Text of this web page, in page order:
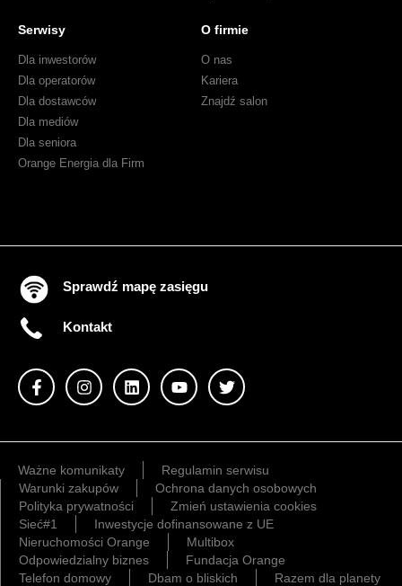
Serwisy
Dla inwestorów
Dla operatorów
Dla dostawców
Dla mediów
Dla seniora
Orange Energia dla Firm
O firmie
O nas
Kariera
Znajdź salon
Sprawdź mapę zasięgu
Kontakt
Ważne komunikaty
Regulamin serwisu
Warunki zakupów
Ochrona danych osobowych
Polityka prywatności
Zmień ustawienia cookies
Sieć#1
Inwestycje dofinansowane z UE
Nieruchomości Orange
Multibox
Odpowiedzialny biznes
Fundacja Orange
Telefon domowy
Dbam o bliskich Razem dla planety